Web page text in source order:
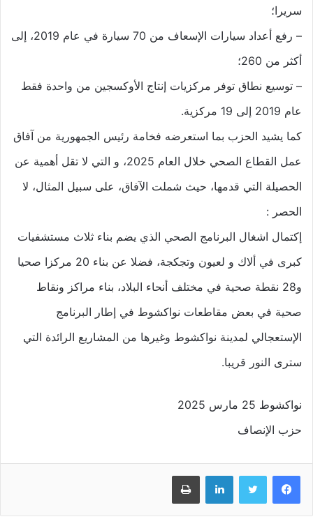
سريرا؛
– رفع أعداد سيارات الإسعاف من 70 سيارة في عام 2019، إلى
أكثر من 260؛
– توسيع نطاق توفر مركزيات إنتاج الأوكسجين من واحدة فقط
عام 2019 إلى 19 مركزية.
كما يشيد الحزب بما استعرضه فخامة رئيس الجمهورية من آفاق
عمل القطاع الصحي خلال العام 2025، و التي لا تقل أهمية عن
الحصيلة التي قدمها، حيث شملت الآفاق، على سبيل المثال، لا
الحصر :
إكتمال اشغال البرنامج الصحي الذي يضم بناء ثلاث مستشفيات
كبرى في ألاك و لعيون وتجكجة، فضلا عن بناء 20 مركزا صحيا
و28 نقطة صحية في مختلف أنحاء البلاد، بناء مراكز ونقاط
صحية في بعض مقاطعات نواكشوط في إطار البرنامج
الإستعجالي لمدينة نواكشوط وغيرها من المشاريع الرائدة التي
سترى النور قريبا.
نواكشوط 25 مارس 2025
حزب الإنصاف
فيسبوك تويتر لينكدإن طباعة